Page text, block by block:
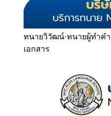
ทนายวิวัฒน์·ทนายผู้ทำค
เอกสาร